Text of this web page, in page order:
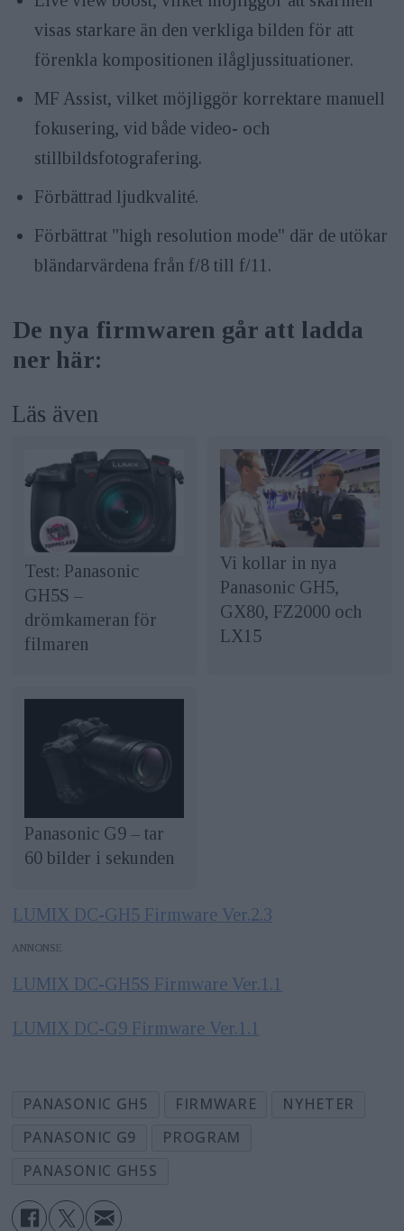
visas starkare än den verkliga bilden för att
förenkla kompositionen ilågljussituationer.
MF Assist, vilket möjliggör korrektare manuell
fokusering, vid både video- och
stillbildsfotografering.
Förbättrad ljudkvalité.
Förbättrat "high resolution mode" där de utökar
bländarvärdena från f/8 till f/11.
De nya firmwaren går att ladda
ner här:
Läs även
Test: Panasonic
GH5S –
drömkameran för
filmaren
Vi kollar in nya
Panasonic GH5,
GX80, FZ2000 och
LX15
Panasonic G9 – tar
60 bilder i sekunden
LUMIX DC-GH5 Firmware Ver.2.3
ANNONS
LUMIX DC-GH5S Firmware Ver.1.1
LUMIX DC-G9 Firmware Ver.1.1
PANASONIC GH5 FIRMWARE
NYHETER
PANASONIC G9
PROGRAM
PANASONIC GH5S